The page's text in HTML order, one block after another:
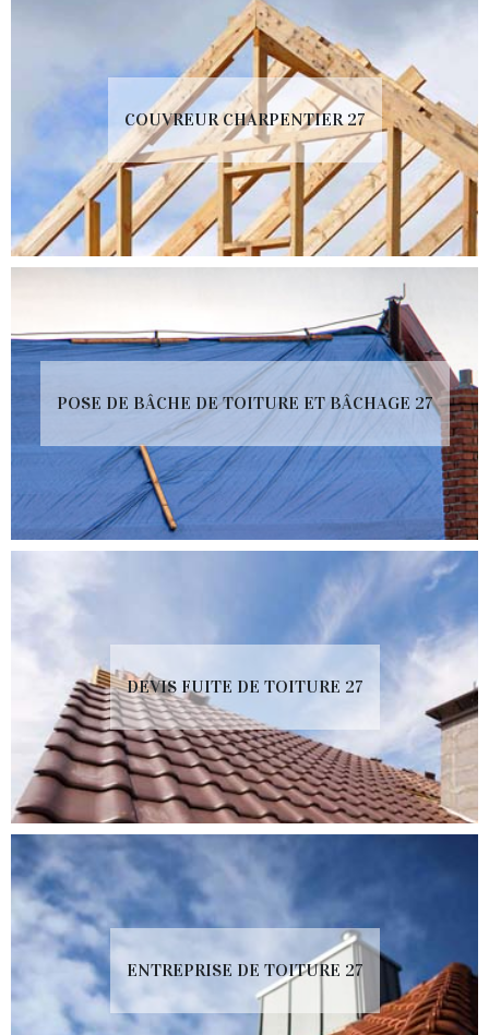
COUVREUR CHARPENTIER 27
POSE DE BÂCHE DE TOITURE ET BÂCHAGE 27
DEVIS FUITE DE TOITURE 27
ENTREPRISE DE TOITURE 27